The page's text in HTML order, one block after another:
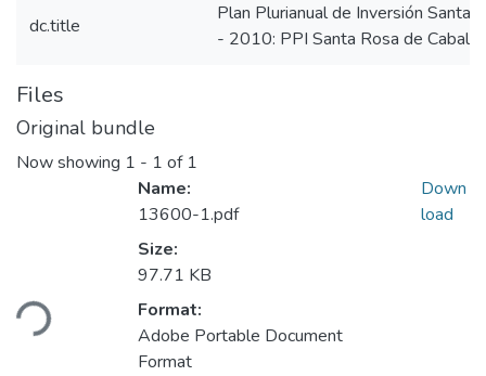
dc.title
Plan Plurianual de Inversión Santa
- 2010: PPI Santa Rosa de Cabal
Files
Original bundle
Now showing 1 - 1 of 1
Name:
13600-1.pdf
Size:
97.71 KB
Format:
Adobe Portable Document
Format
Down
load